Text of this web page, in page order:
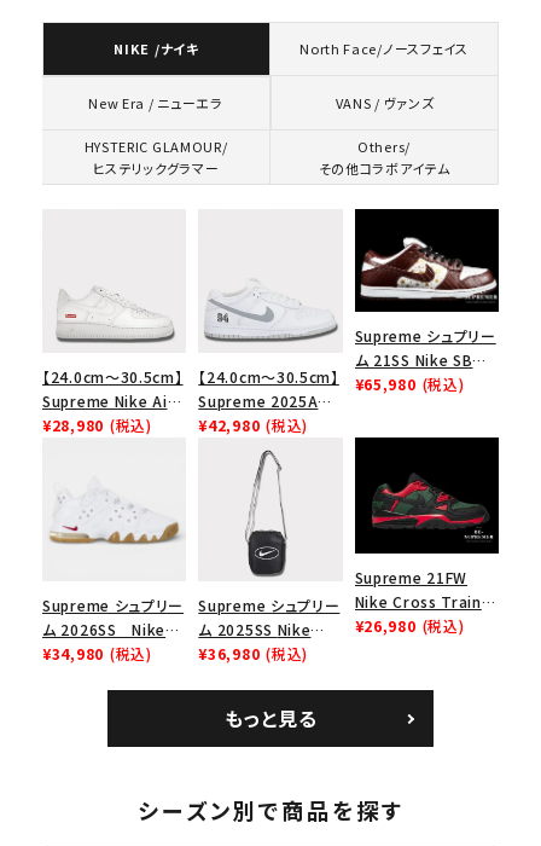
2026SS 2025AW 2025SS
Tシャツ・ロングスリーブ
NIKE /ナイキ North Face/ノースフェイス
New Era / ニューエラ VANS / ヴァンズ
HYSTERIC GLAMOUR/
ヒステリックグラマー
Others/
その他コラボアイテム
【24.0cm～30.5cm】
Supreme Nike Air
Force 1 Low シュプ
ューズ ホワイト
¥28,980 (税込)
【24.0cm～30.5cm】
Supreme 2025AW
Nike SB Dunk Low
ナイキ SB ダンク ロ
ー スニーカー ホワイ
¥42,980 (税込)
Supreme シュプリー
ム 21SS Nike SB
Dunk Low ナイキSB
¥65,980 (税込)
Supreme シュプリー
ム 2026SS Nike
SB Air Max 2 CB 94
¥34,980 (税込)
Supreme シュプリー
ム 2025SS Nike
Leather Shoulder
ク 黒
¥36,980 (税込)
Supreme 21FW
Nike Cross Trainer
Low ナイキクロスト
¥26,980 (税込)
もっと見る
シーズン別で商品を探す